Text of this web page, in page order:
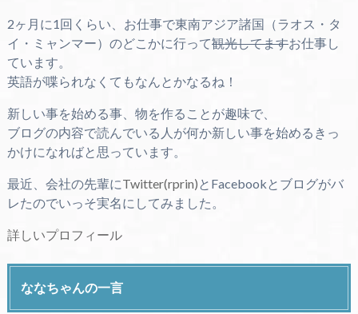
2ヶ月に1回くらい、お仕事で東南アジア諸国（ラオス・タ
イ・ミャンマー）のどこかに行って観光してますお仕事し
ています。
英語が喋られなくてもなんとかなるね！
新しい事を始める事、物を作ることが趣味で、
ブログの内容で読んでいる人が何か新しい事を始めるきっ
かけになればと思っています。
最近、会社の先輩にTwitter(rprin) とFacebookとブログがバ
レたのでいっそ実名にしてみました。
詳しいプロフィール
ななちゃんの一言